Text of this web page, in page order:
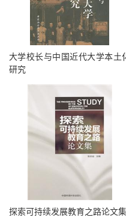
大学校长与中国近代大学本土
研究
探索可持续发展教育之路论文集